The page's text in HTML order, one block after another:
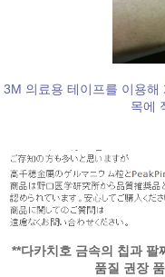
3M 의료용 테이프를 이용
목에
**다카치호 금속의 칩과 팔
품질 권장